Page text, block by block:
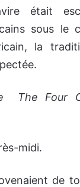
était
sous le
la
The Four
midi.
de